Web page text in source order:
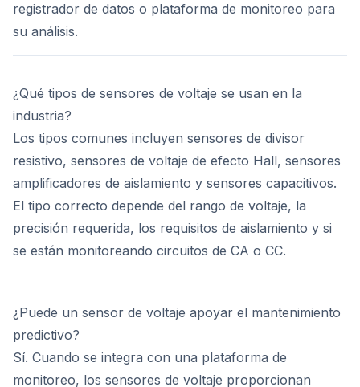
registrador de datos o plataforma de monitoreo para
su análisis.
¿Qué tipos de sensores de voltaje se usan en la
industria?
Los tipos comunes incluyen sensores de divisor
resistivo, sensores de voltaje de efecto Hall, sensores
amplificadores de aislamiento y sensores capacitivos.
El tipo correcto depende del rango de voltaje, la
precisión requerida, los requisitos de aislamiento y si
se están monitoreando circuitos de CA o CC.
¿Puede un sensor de voltaje apoyar el mantenimiento
predictivo?
Sí. Cuando se integra con una plataforma de
monitoreo, los sensores de voltaje proporcionan